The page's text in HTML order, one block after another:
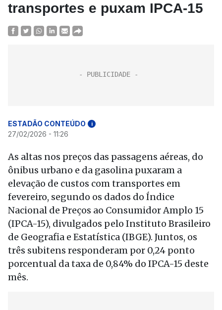
transportes e puxam IPCA-15
ESTADÃO CONTEÚDO i
27/02/2026 - 11:26
As altas nos preços das passagens aéreas, do
ônibus urbano e da gasolina puxaram a
elevação de custos com transportes em
fevereiro, segundo os dados do Índice
Nacional de Preços ao Consumidor Amplo 15
(IPCA-15), divulgados pelo Instituto Brasileiro
de Geografia e Estatística (IBGE). Juntos, os
três subitens responderam por 0,24 ponto
porcentual da taxa de 0,84% do IPCA-15 deste
mês.